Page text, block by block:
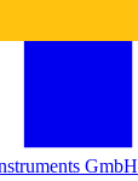
GmbH